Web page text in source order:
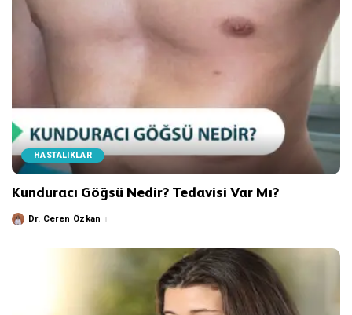
HASTALIKLAR
Kunduracı Göğsü Nedir? Tedavisi Var Mı?
PostedDr. Ceren Özkan